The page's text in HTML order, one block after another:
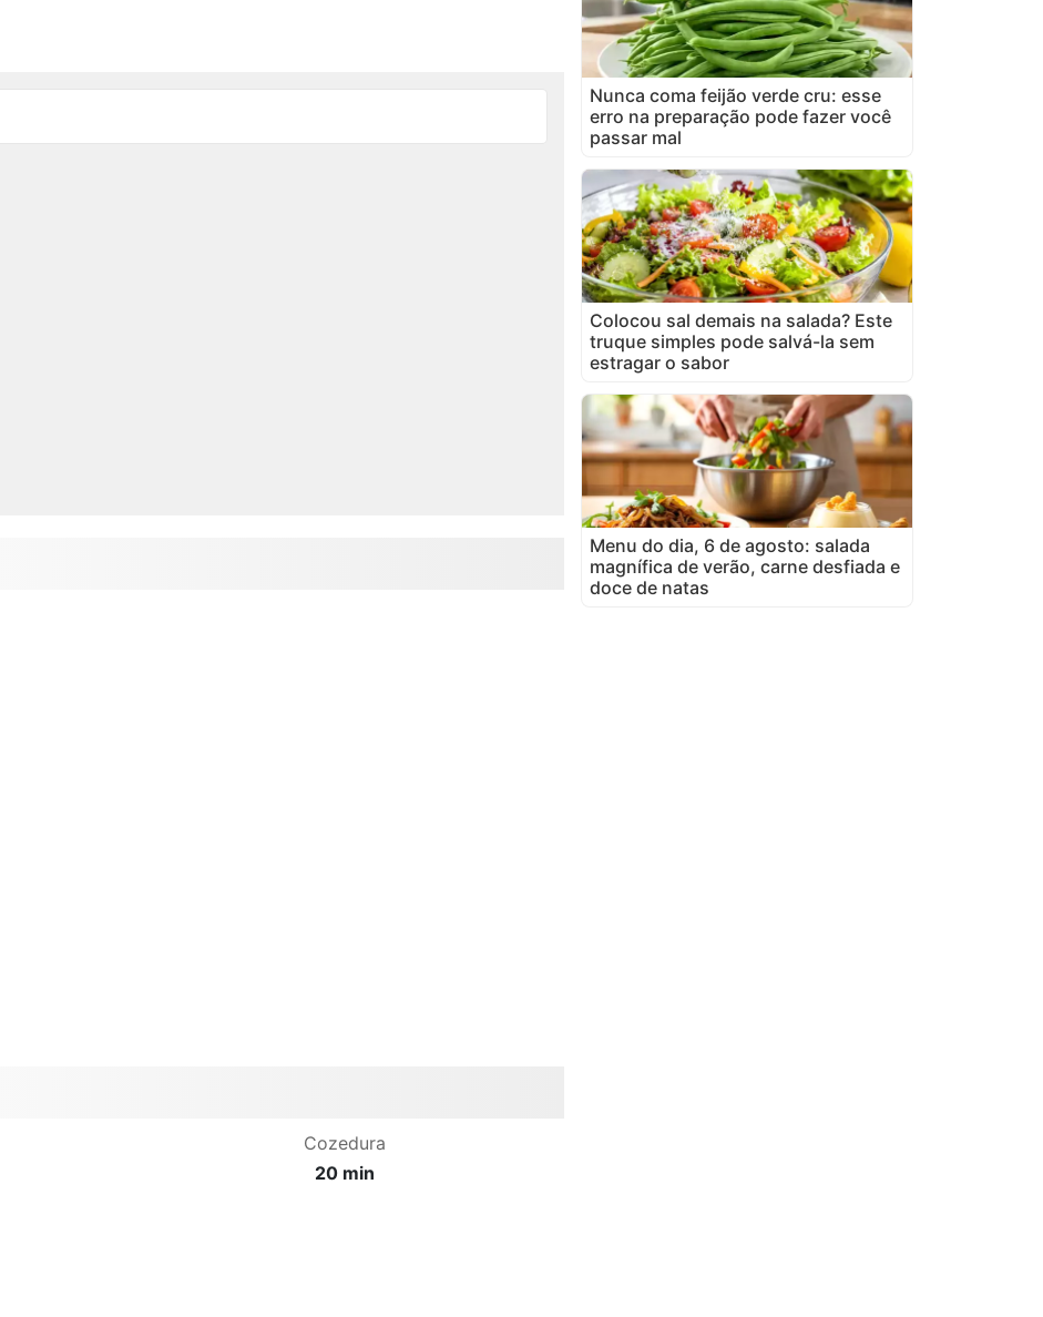
Cozedura
20 min
Nunca coma feijão verde cru: esse
erro na preparação pode fazer você
passar mal
Colocou sal demais na salada? Este
truque simples pode salvá-la sem
estragar o sabor
Menu do dia, 6 de agosto: salada
magnífica de verão, carne desfiada e
doce de natas